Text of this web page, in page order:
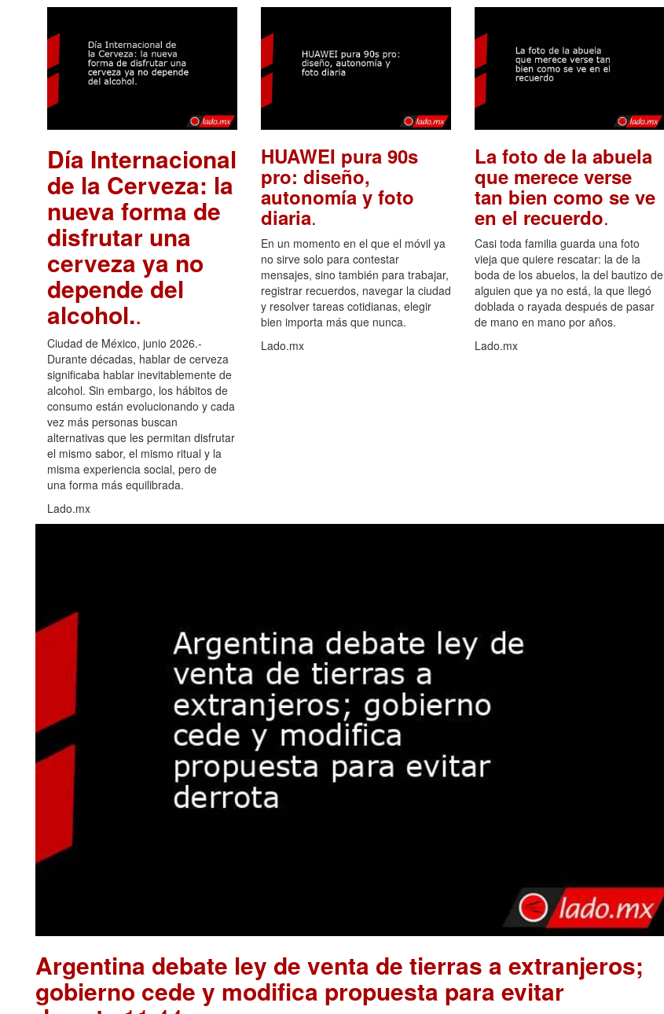
Día Internacional
de la Cerveza: la
nueva forma de
disfrutar una
cerveza ya no
depende del
alcohol..
Ciudad de México, junio 2026.-
Durante décadas, hablar de cerveza
significaba hablar inevitablemente de
alcohol. Sin embargo, los hábitos de
consumo están evolucionando y cada
vez más personas buscan
alternativas que les permitan disfrutar
el mismo sabor, el mismo ritual y la
misma experiencia social, pero de
una forma más equilibrada.
Lado.mx
HUAWEI pura 90s
pro: diseño,
autonomía y foto
diaria.
En un momento en el que el móvil ya
no sirve solo para contestar
mensajes, sino también para trabajar,
registrar recuerdos, navegar la ciudad
y resolver tareas cotidianas, elegir
bien importa más que nunca.
Lado.mx
La foto de la abuela
que merece verse
tan bien como se ve
en el recuerdo.
Casi toda familia guarda una foto
vieja que quiere rescatar: la de la
boda de los abuelos, la del bautizo de
alguien que ya no está, la que llegó
doblada o rayada después de pasar
de mano en mano por años.
Lado.mx
Argentina debate ley de venta de tierras a extranjeros;
gobierno cede y modifica propuesta para evitar